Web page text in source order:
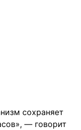
сохраняет
— говорит